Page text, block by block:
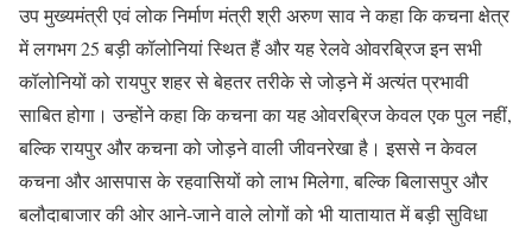
उप मुख्यमंत्री एवं लोक निर्माण मंत्री श्री अरुण साव ने कहा कि कचना क्षेत्र
में लगभग 25 बड़ी कॉलोनियां स्थित हैं और यह रेलवे ओवरब्रिज इन सभी
कॉलोनियों को रायपुर शहर से बेहतर तरीके से जोड़ने में अत्यंत प्रभावी
साबित होगा। उन्होंने कहा कि कचना का यह ओवरब्रिज केवल एक पुल नहीं,
बल्कि रायपुर और कचना को जोड़ने वाली जीवनरेखा है। इससे न केवल
कचना और आसपास के रहवासियों को लाभ मिलेगा, बल्कि बिलासपुर और
बलौदाबाजार की ओर आने-जाने वाले लोगों को भी यातायात में बड़ी सुविधा